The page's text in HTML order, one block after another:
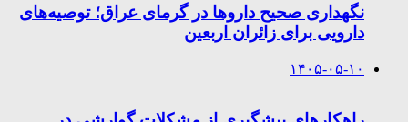
نگهداری صحیح داروها در گرمای عراق؛ توصیه‌های
دارویی برای زائران اربعین
۱۴۰۵-۰۵-۱۰